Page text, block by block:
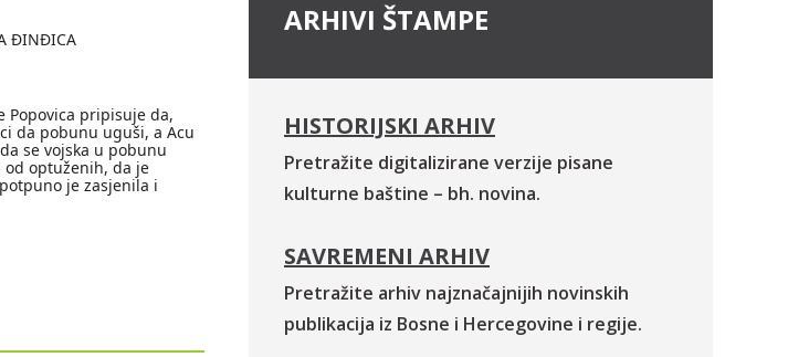
ÐINÐICA
Popovica pripisuje da,
da pobunu uguši, a Acu
se vojska u pobunu
od optuženih, da je
je zasjenila i
ARHIVI ŠTAMPE
HISTORIJSKI ARHIV
Pretražite digitalizirane verzije pisane
kulturne baštine – bh. novina.
SAVREMENI ARHIV
Pretražite arhiv najznačajnijih novinskih
publikacija iz Bosne i Hercegovine i regije.